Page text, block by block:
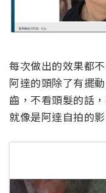
每次做出的效果都
阿達的頭除了有擺
齒，不看頭髮的話
就像是阿達自拍的影